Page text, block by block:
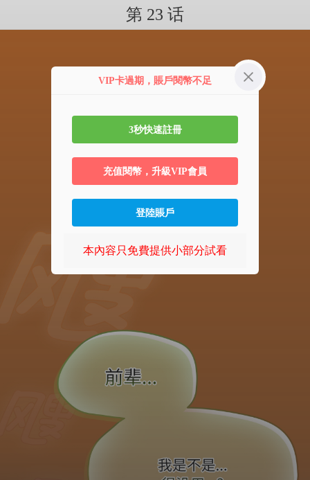
第 23 话
VIP卡過期，賬戶閱幣不足
3秒快速註冊
充值閱幣，升級VIP會員
登陸賬戶
本內容只免費提供小部分試看